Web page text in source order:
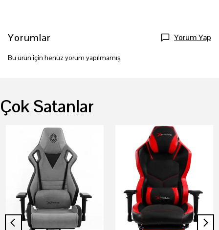
Yorumlar Yorum Yap
Bu ürün için henüz yorum yapılmamış.
Çok Satanlar